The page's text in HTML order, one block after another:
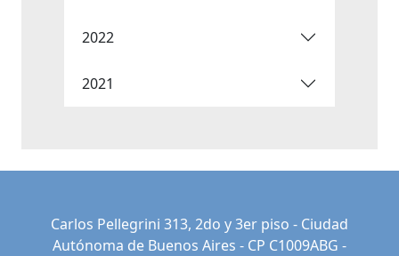
2022
2021
Carlos Pellegrini 313, 2do y 3er piso - Ciudad
Autónoma de Buenos Aires - CP C1009ABG -